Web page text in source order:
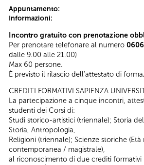
Appuntamento:
Informazioni:
Incontro gratuito con prenotazione
Per prenotare telefonare al numero
dalle 9.00 alle 21.00)
Max 60 persone.
È previsto il rilascio dell’attestato di
CREDITI FORMATIVI SAPIENZA
La partecipazione a cinque incontri,
studenti dei Corsi di:
Studi storico-artistici (triennale); Storia
Storia, Antropologia,
Religioni (triennale); Scienze storiche
contemporanea / magistrale),
al riconoscimento di due crediti formativi